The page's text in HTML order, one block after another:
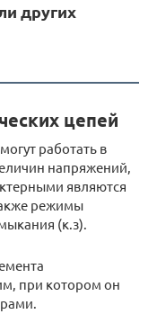
других
цепей
работать в
напряжений,
являются
режимы
(к.з).
при котором он